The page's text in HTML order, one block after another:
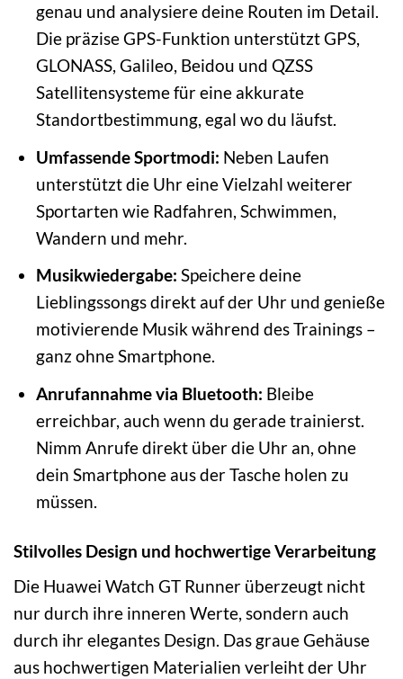
genau und analysiere deine Routen im Detail.
Die präzise GPS-Funktion unterstützt GPS,
GLONASS, Galileo, Beidou und QZSS
Satellitensysteme für eine akkurate
Standortbestimmung, egal wo du läufst.
Umfassende Sportmodi: Neben Laufen
unterstützt die Uhr eine Vielzahl weiterer
Sportarten wie Radfahren, Schwimmen,
Wandern und mehr.
Musikwiedergabe: Speichere deine
Lieblingssongs direkt auf der Uhr und genieße
motivierende Musik während des Trainings –
ganz ohne Smartphone.
Anrufannahme via Bluetooth: Bleibe
erreichbar, auch wenn du gerade trainierst.
Nimm Anrufe direkt über die Uhr an, ohne
dein Smartphone aus der Tasche holen zu
müssen.
Stilvolles Design und hochwertige Verarbeitung
Die Huawei Watch GT Runner überzeugt nicht
nur durch ihre inneren Werte, sondern auch
durch ihr elegantes Design. Das graue Gehäuse
aus hochwertigen Materialien verleiht der Uhr